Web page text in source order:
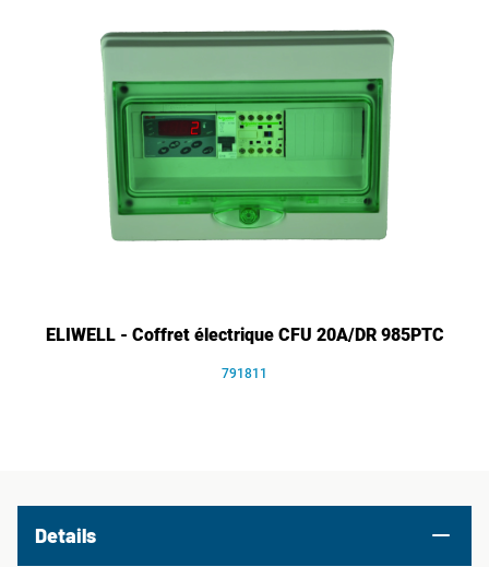
ELIWELL - Coffret électrique CFU 20A/DR 985PTC
791811
Details